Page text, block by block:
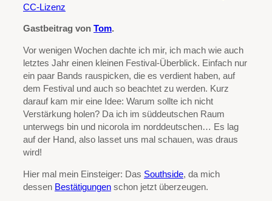
CC-Lizenz
Gastbeitrag von Tom.
Vor wenigen Wochen dachte ich mir, ich mach wie auch
letztes Jahr einen kleinen Festival-Überblick. Einfach nur
ein paar Bands rauspicken, die es verdient haben, auf
dem Festival und auch so beachtet zu werden. Kurz
darauf kam mir eine Idee: Warum sollte ich nicht
Verstärkung holen? Da ich im süddeutschen Raum
unterwegs bin und nicorola im norddeutschen… Es lag
auf der Hand, also lasset uns mal schauen, was draus
wird!
Hier mal mein Einsteiger: Das Southside, da mich
dessen Bestätigungen schon jetzt überzeugen.